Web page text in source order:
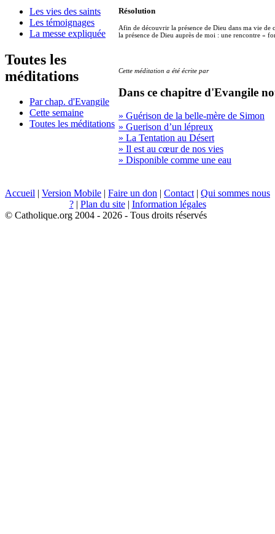
Les vies des saints
Les témoignages
La messe expliquée
Toutes les
méditations
Par chap. d'Evangile
Cette semaine
Toutes les méditations
Résolution
Afin de découvrir la présence de Dieu dans ma vie de
la présence de Dieu auprès de moi : une rencontre «
Cette méditation a été écrite par
Dans ce chapitre d'Evangile
» Guérison de la belle-mère de Simon
» Guerison d’un lépreux
» La Tentation au Désert
» Il est au cœur de nos vies
» Disponible comme une eau
Accueil | Version Mobile | Faire un don | Contact | Qui sommes nous
?| Plan du site| Information légales
© Catholique.org 2004 - 2026 - Tous droits réservés